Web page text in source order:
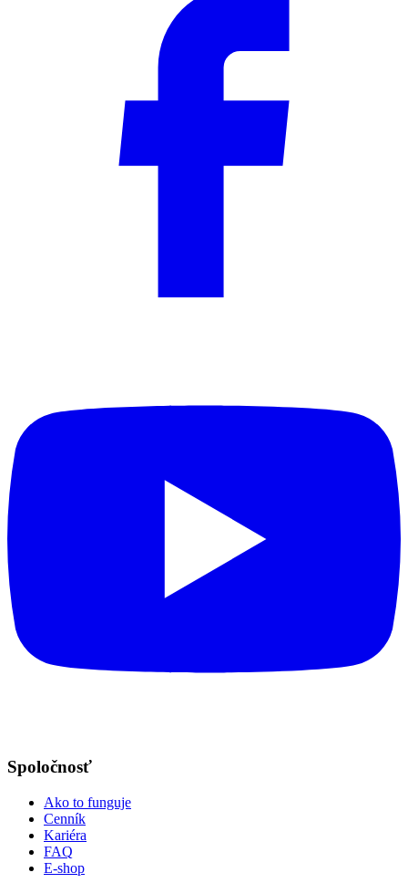
Spoločnosť
Ako to funguje
Cenník
Kariéra
FAQ
E-shop